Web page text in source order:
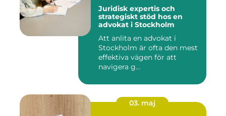
Juridisk expertis och
strategiskt stöd hos en
advokat i Stockholm
Att anlita en advokat i
Stockholm är ofta den mest
effektiva vägen för att
navigera g...
03. maj